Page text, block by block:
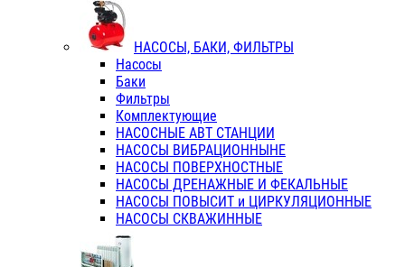
НАСОСЫ, БАКИ, ФИЛЬТРЫ
Насосы
Баки
Фильтры
Комплектующие
НАСОСНЫЕ АВТ СТАНЦИИ
НАСОСЫ ВИБРАЦИОННЫНЕ
НАСОСЫ ПОВЕРХНОСТНЫЕ
НАСОСЫ ДРЕНАЖНЫЕ И ФЕКАЛЬНЫЕ
НАСОСЫ ПОВЫСИТ и ЦИРКУЛЯЦИОННЫЕ
НАСОСЫ СКВАЖИННЫЕ